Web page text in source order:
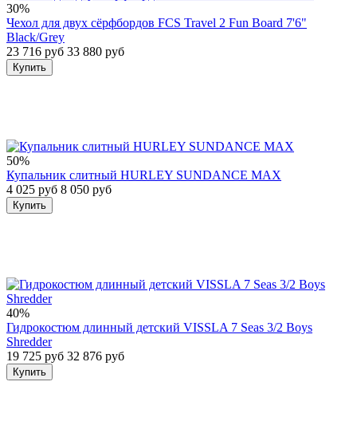
30%
Чехол для двух сёрфбордов FCS Travel 2 Fun Board 7'6"
Black/Grey
23 716 руб 33 880 руб
Купить
50%
Купальник слитный HURLEY SUNDANCE MAX
4 025 руб 8 050 руб
Купить
40%
Гидрокостюм длинный детский VISSLA 7 Seas 3/2 Boys
Shredder
19 725 руб 32 876 руб
Купить